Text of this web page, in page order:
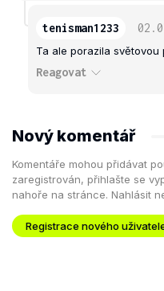
tenisman1233
Ta ale porazila
Reagovat
Nový komentář
Komentáře mohou přidávat
zaregistrován, přihlašte se
nahoře na stránce. Nahlásit
Registrace nového